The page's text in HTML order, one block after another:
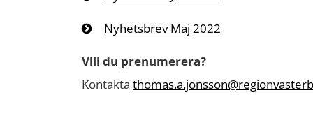
Nyhetsbrev Maj 2022
Vill du prenumerera?
Kontakta